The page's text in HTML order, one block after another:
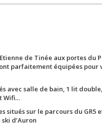
de Tinée aux portes du
parfaitement équipées pour
avec salle de bain, 1 lit double,
Wifi…
situés sur le parcours du GR5
d’Auron